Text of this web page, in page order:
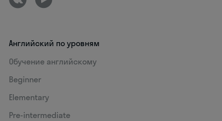
Английский по уровням
Обучение английскому
Beginner
Elementary
Pre-intermediate